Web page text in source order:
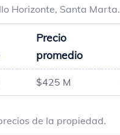
Horizonte, Santa Marta.
Precio
promedio
$425 M
de la propiedad.